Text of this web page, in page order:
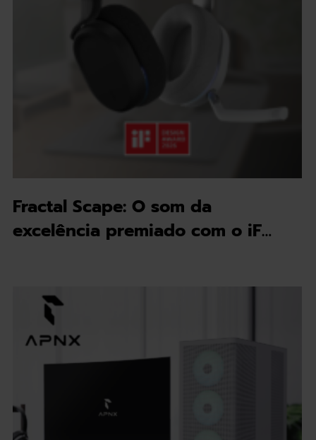
Fractal Scape: O som da
excelência premiado com o iF…